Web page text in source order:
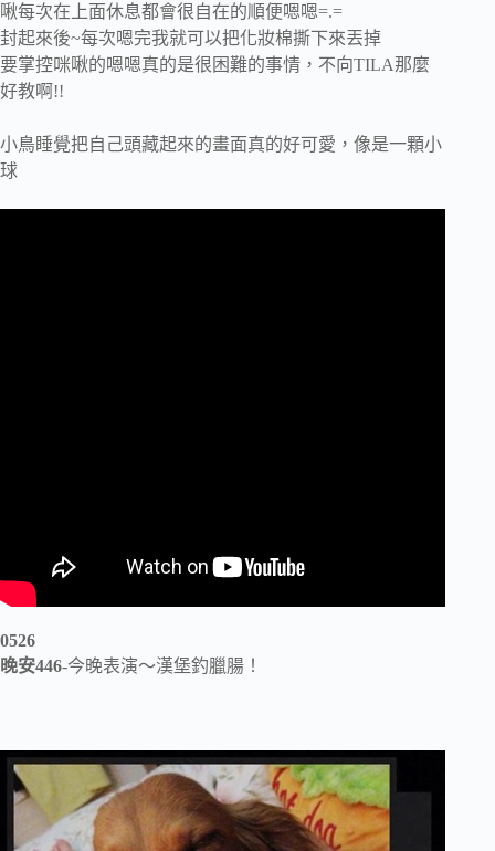
啾每次在上面休息都會很自在的順便嗯嗯=.=
封起來後~每次嗯完我就可以把化妝棉撕下來丟掉
要掌控咪啾的嗯嗯真的是很困難的事情，不向TILA那麼
好教啊!!
小鳥睡覺把自己頭藏起來的畫面真的好可愛，像是一顆小
球
0526
晚安446-今晚表演〜漢堡釣臘腸！